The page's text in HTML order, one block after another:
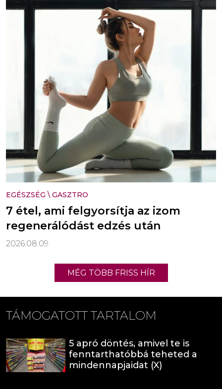
EGÉSZSÉG \ GASZTRO
7 étel, ami felgyorsítja az izom
regenerálódást edzés után
2026.08.09.
MÉG TÖBB FRISS HÍR
TÁMOGATOTT TARTALOM
5 apró döntés, amivel te is
fenntarthatóbbá teheted a
mindennapjaidat (X)